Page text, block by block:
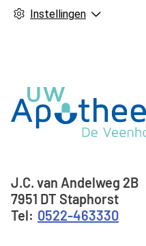
Instellingen
Adresgegevens
J.C. van Andelweg 2B
7951 DT Staphorst
0522-463330